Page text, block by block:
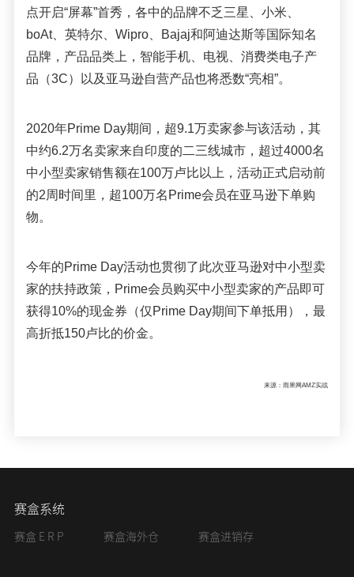
点开启“屏幕”首秀，各中的品牌不乏三星、小米、
boAt、英特尔、Wipro、Bajaj和阿迪达斯等国际知名
品牌，产品品类上，智能手机、电视、消费类电子产
品（3C）以及亚马逊自营产品也将悉数“亮相”。
2020年Prime Day期间，超9.1万卖家参与该活动，其
中约6.2万名卖家来自印度的二三线城市，超过4000名
中小型卖家销售额在100万卢比以上，活动正式启动前
的2周时间里，超100万名Prime会员在亚马逊下单购
物。
今年的Prime Day活动也贯彻了此次亚马逊对中小型卖
家的扶持政策，Prime会员购买中小型卖家的产品即可
获得10%的现金券（仅Prime Day期间下单抵用），最
高折抵150卢比的价金。
来源：雨果网AMZ实战
赛盒系统
赛盒 E R P 赛盒海外仓 赛盒进销存